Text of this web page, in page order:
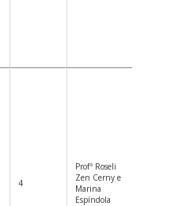
4
Profª Roseli
Zen Cerny e
Marina
Espíndola